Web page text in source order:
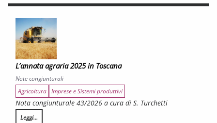
L’annata agraria 2025 in Toscana
Note congiunturali
Agricoltura Imprese e Sistemi produttivi
Nota congiunturale 43/2026 a cura di S. Turchetti
Leggi...